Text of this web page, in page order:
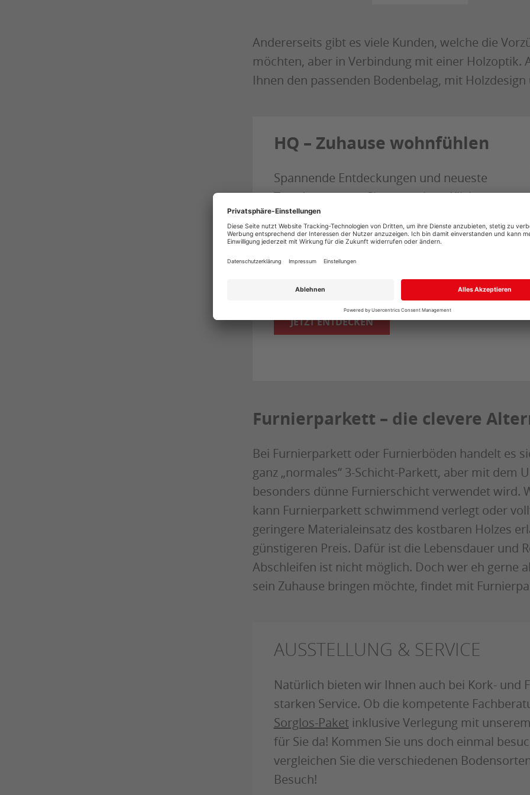
Andererseits gibt es viele Kunden, welche die
möchten, aber in Verbindung mit einer Holzoptik.
Ihnen den passenden Bodenbelag, mit
HQ – Zuhause wohnfühlen
Spannende Entdeckungen und neueste
Trends erwarten Sie – nur einen Klick
entfernt. Lehnen Sie sich zurück und
entdecken Sie die Welt des HQ
JETZT ENTDECKEN
Furnierparkett – die clevere
Bei Furnierparkett oder Furnierböden handelt es
ganz „normales“ 3-Schicht-Parkett, aber mit dem
besonders dünne Furnierschicht verwendet wird.
kann Furnierparkett schwimmend verlegt oder
geringere Materialeinsatz des kostbaren Holzes
günstigeren Preis. Dafür ist die Lebensdauer und
Abschleifen ist nicht möglich. Doch wer eh gerne
sein Zuhause bringen möchte, findet mit
AUSSTELLUNG & SERVICE
Natürlich bieten wir Ihnen auch bei Kork- und
starken Service. Ob die kompetente
Sorglos-Paketinklusive Verlegung mit
für Sie da! Kommen Sie uns doch einmal
vergleichen Sie die verschiedenen
Besuch!